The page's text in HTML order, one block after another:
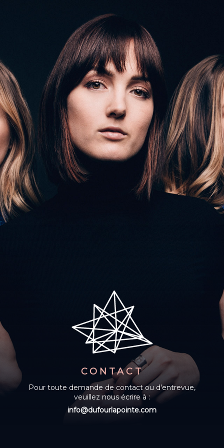
CONTACT
Pour toute demande de contact ou d'entrevue,
veuillez nous écrire à :
info@dufourlapointe.com